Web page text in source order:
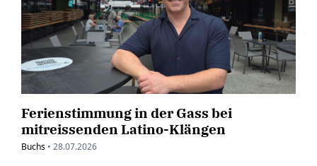
Ferienstimmung in der Gass bei
mitreissenden Latino-Klängen
Buchs • 28.07.2026